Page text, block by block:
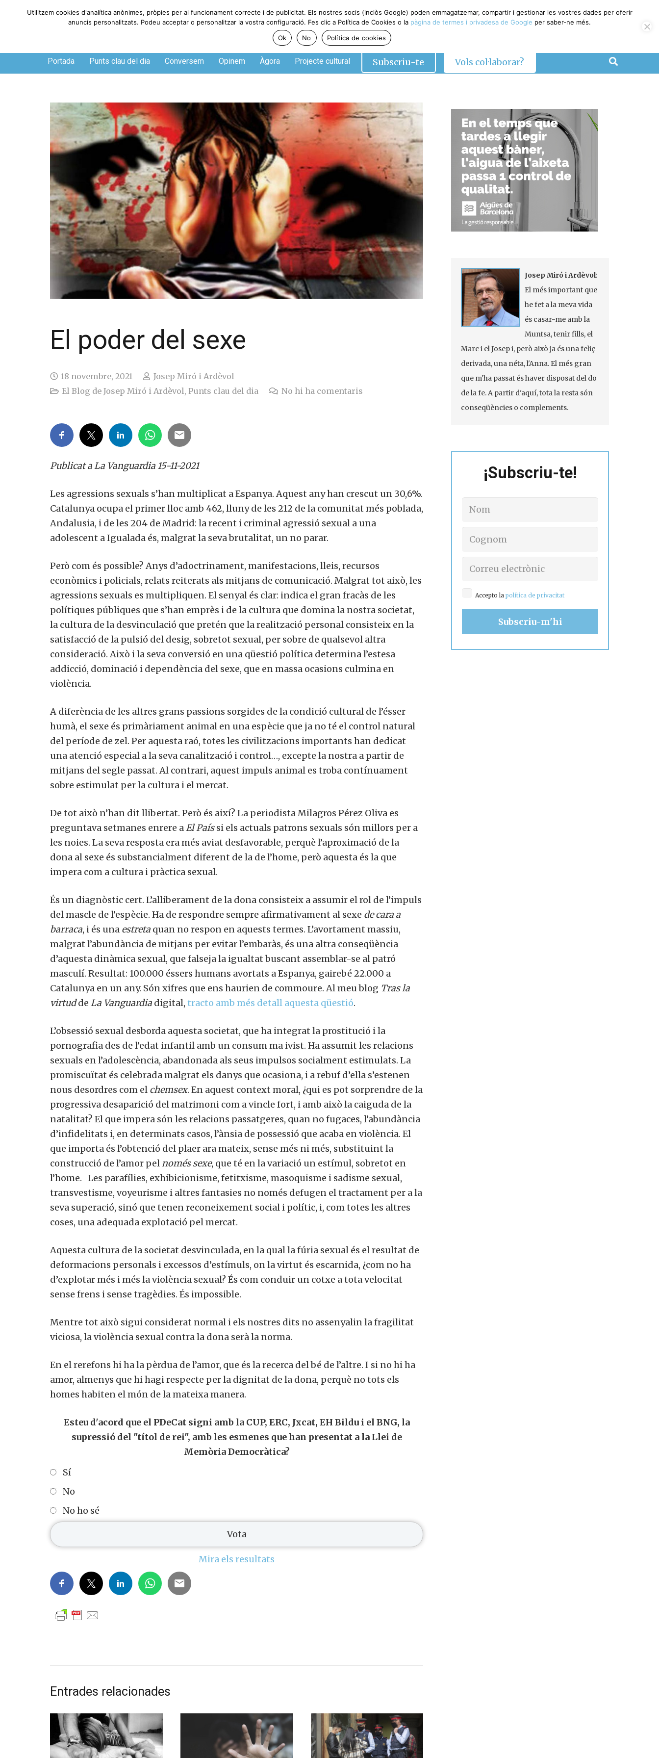
Divendres, 7 de agosto de 2026
Portada Punts clau del dia Conversem Opinem Àgora Projecte cultural Subscriu-te Vols col·laborar?
El poder del sexe
18 novembre, 2021
Josep Miró i Ardèvol
El Blog de Josep Miró i Ardèvol,Punts clau del dia No hi ha comentaris
Publicat a La Vanguardia 15-11-2021
Les agressions sexuals s’han multiplicat a Espanya. Aquest any han crescut un 30,6%.
Catalunya ocupa el primer lloc amb 462, lluny de les 212 de la comunitat més poblada,
Andalusia, i de les 204 de Madrid: la recent i criminal agressió sexual a una
adolescent a Igualada és, malgrat la seva brutalitat, un no parar.
Però com és possible? Anys d’adoctrinament, manifestacions, lleis, recursos
econòmics i policials, relats reiterats als mitjans de comunicació. Malgrat tot això, les
agressions sexuals es multipliquen. El senyal és clar: indica el gran fracàs de les
polítiques públiques que s’han emprès i de la cultura que domina la nostra societat,
la cultura de la desvinculació que pretén que la realització personal consisteix en la
satisfacció de la pulsió del desig, sobretot sexual, per sobre de qualsevol altra
consideració. Això i la seva conversió en una qüestió política determina l’estesa
addicció, dominació i dependència del sexe, que en massa ocasions culmina en
violència.
A diferència de les altres grans passions sorgides de la condició cultural de l’ésser
humà, el sexe és primàriament animal en una espècie que ja no té el control natural
del període de zel. Per aquesta raó, totes les civilitzacions importants han dedicat
una atenció especial a la seva canalització i control…, excepte la nostra a partir de
mitjans del segle passat. Al contrari, aquest impuls animal es troba contínuament
sobre estimulat per la cultura i el mercat.
De tot això n’han dit llibertat. Però és així? La periodista Milagros Pérez Oliva es
preguntava setmanes enrere aEl Paíssi els actuals patrons sexuals són millors per a
les noies. La seva resposta era més aviat desfavorable, perquè l’aproximació de la
dona al sexe és substancialment diferent de la de l’home, però aquesta és la que
impera com a cultura i pràctica sexual.
És un diagnòstic cert. L’alliberament de la dona consisteix a assumir el rol de l’impuls
del mascle de l’espècie. Ha de respondre sempre afirmativament al sexe de cara a
barraca, i és una estreta quan no respon en aquests termes. L’avortament massiu,
malgrat l’abundància de mitjans per evitar l’embaràs, és una altra conseqüència
d’aquesta dinàmica sexual, que falseja la igualtat buscant assemblar-se al patró
masculí. Resultat: 100.000 éssers humans avortats a Espanya, gairebé 22.000 a
Catalunya en un any. Són xifres que ens haurien de commoure. Al meu blog Tras la
virtudde La Vanguardia digital, tracto amb més detall aquesta qüestió.
L’obsessió sexual desborda aquesta societat, que ha integrat la prostitució i la
pornografia des de l’edat infantil amb un consum ma ivist. Ha assumit les relacions
sexuals en l’adolescència, abandonada als seus impulsos socialment estimulats. La
promiscuïtat és celebrada malgrat els danys que ocasiona, i a rebuf d’ella s’estenen
nous desordres com el chemsex. En aquest context moral, ¿qui es pot sorprendre de la
progressiva desaparició del matrimoni com a vincle fort, i amb això la caiguda de la
natalitat? El que impera són les relacions passatgeres, quan no fugaces, l’abundància
d’infidelitats i, en determinats casos, l’ànsia de possessió que acaba en violència. El
que importa és l’obtenció del plaer ara mateix, sense més ni més, substituint la
construcció de l’amor pelnomés sexe, que té en la variació un estímul, sobretot en
l’home. Les parafílies, exhibicionisme, fetitxisme, masoquisme i sadisme sexual,
transvestisme, voyeurisme i altres fantasies no només defugen el tractament per a la
seva superació, sinó que tenen reconeixement social i polític, i, com totes les altres
coses, una adequada explotació pel mercat.
Aquesta cultura de la societat desvinculada, en la qual la fúria sexual és el resultat de
deformacions personals i excessos d’estímuls, on la virtut és escarnida, ¿com no ha
d’explotar més i més la violència sexual? És com conduir un cotxe a tota velocitat
sense frens i sense tragèdies. És impossible.
Mentre tot això sigui considerat normal i els nostres dits no assenyalin la fragilitat
viciosa, la violència sexual contra la dona serà la norma.
En el rerefons hi ha la pèrdua de l’amor, que és la recerca del bé de l’altre. I si no hi ha
amor, almenys que hi hagi respecte per la dignitat de la dona, perquè no tots els
homes habiten el món de la mateixa manera.
Esteu d'acord que el PDeCat signi amb la CUP, ERC, Jxcat, EH Bildu i el BNG, la
supressió del "títol de rei", amb les esmenes que han presentat a la Llei de
Memòria Democràtica?
Sí
No
No ho sé
Mira els resultats
Entrades relacionades
Josep Miró i Ardèvol:
El més important que
he fet a la meva vida
és casar-me amb la
Muntsa, tenir fills, el
Marc i el Josep i, però això ja és una feliç
derivada, una néta, l'Anna. El més gran
que m'ha passat és haver disposat del do
de la fe. A partir d'aquí, tota la resta són
conseqüències o complements.
¡Subscriu-te!
Accepto lapolítica de privacitat
Utilitzem cookies d'analítica anònimes, pròpies per al funcionament correcte i de publicitat. Els nostres socis (inclòs Google) poden emmagatzemar, compartir i gestionar les vostres dades per oferir
anuncis personalitzats. Podeu acceptar o personalitzar la vostra configuració. Fes clic a Política de Cookies o la pàgina de termes i privadesa de Google per saber-ne més.
Ok
No Política de cookies